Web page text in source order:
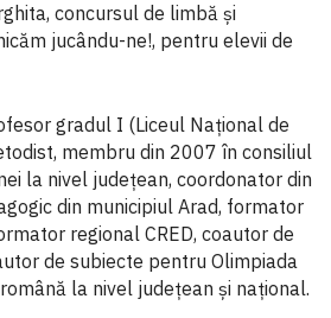
concursul de limbă și
jucându-ne!, pentru elevii de
gradul I (Liceul Național de
membru din 2007 în consiliul
la nivel județean, coordonator din
din municipiul Arad, formator
regional CRED, coautor de
de subiecte pentru Olimpiada
la nivel județean și național.